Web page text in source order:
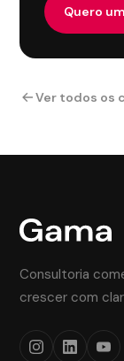
Quero
Ver todos os
Consultoria
crescer com